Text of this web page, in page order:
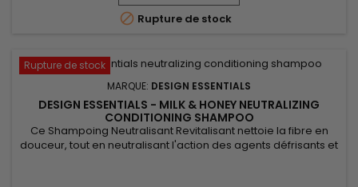
 Rupture de stock
Rupture de stock
MARQUE: DESIGN ESSENTIALS
DESIGN ESSENTIALS - MILK & HONEY NEUTRALIZING
CONDITIONING SHAMPOO
Ce Shampoing Neutralisant Revitalisant nettoie la fibre en
douceur, tout en neutralisant l'action des agents défrisants et